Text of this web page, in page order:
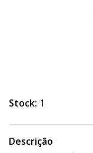
Stock: 1
Descrição